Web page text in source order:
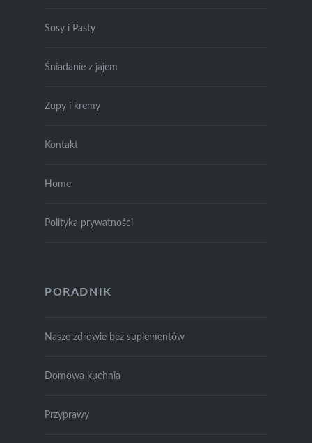
Sosy i Pasty
Śniadanie z jajem
Zupy i kremy
Kontakt
Home
Polityka prywatności
PORADNIK
Nasze zdrowie bez suplementów
Domowa kuchnia
Przyprawy